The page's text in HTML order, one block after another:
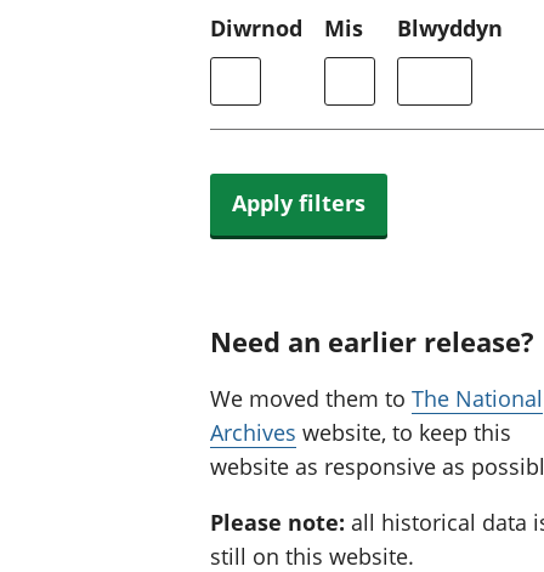
Diwrnod Mis Blwyddyn
Apply filters
Need an earlier release?
We moved them to The National
Archives website, to keep this
website as responsive as
Please note: all historical data
still on this website.